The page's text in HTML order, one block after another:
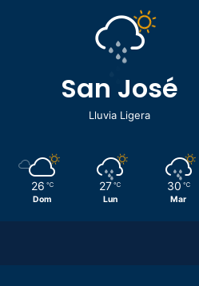
San José
Lluvia Ligera
26 ℃
Dom
27 ℃
Lun
30 ℃
Mar